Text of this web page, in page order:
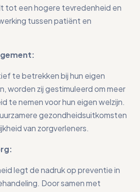
tot een hogere tevredenheid en
tussen patiënt en
te betrekken bij hun eigen
worden zij gestimuleerd om meer
te nemen voor hun eigen welzijn.
gezondheidsuitkomsten
van zorgverleners.
legt de nadruk op preventie in
Door samen met